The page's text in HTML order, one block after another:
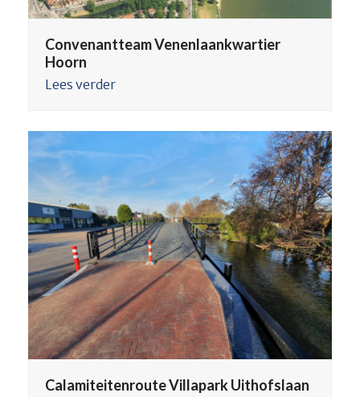
Convenantteam Venenlaankwartier
Hoorn
Lees verder
Calamiteitenroute Villapark Uithofslaan